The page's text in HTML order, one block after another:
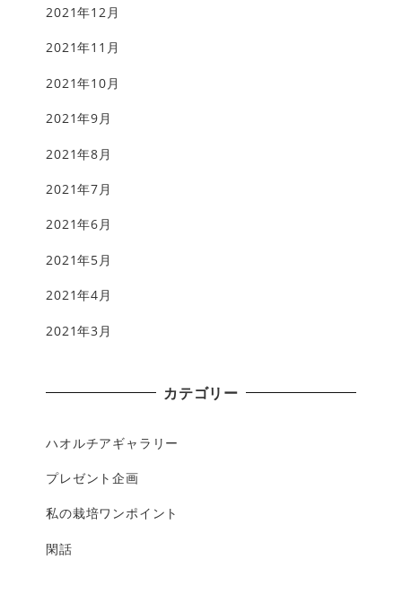
2021年12月
2021年11月
2021年10月
2021年9月
2021年8月
2021年7月
2021年6月
2021年5月
2021年4月
2021年3月
カテゴリー
ハオルチアギャラリー
プレゼント企画
私の栽培ワンポイント
閑話